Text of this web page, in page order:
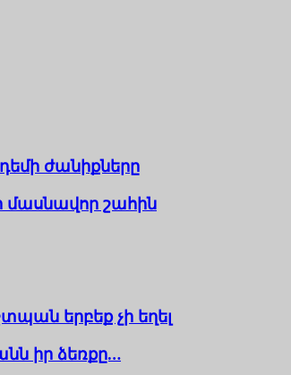
ժանիքները
մասնավոր շահին
երբեք չի եղել
իր ձեռքը…